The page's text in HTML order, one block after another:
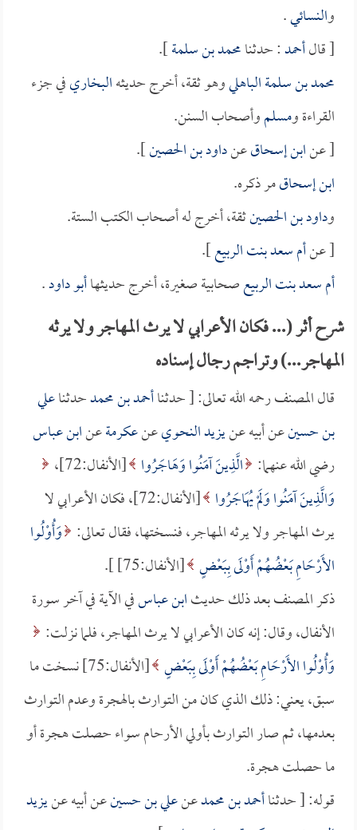
والنسائي.
[ قالأحمد: حدثنامحمد بن سلمة].
محمد بن سلمة الباهليوهو ثقة، أخرج حديثهالبخاريفي جزء
القراءة ومسلموأصحاب السنن.
[ عنابن إسحاقعنداود بن الحصين].
ابن إسحاقمر ذكره.
وداود بن الحصينثقة، أخرج له أصحاب الكتب الستة.
[ عنأم سعد بنت الربيع].
أم سعد بنت الربيعصحابية صغيرة، أخرج حديثهاأبو داود.
شرح أثر (... فكان الأعرابي لا يرث المهاجر ولا يرثه
المهاجر...) وتراجم رجال إسناده
قال المصنف رحمه الله تعالى: [ حدثناأحمد بن محمدحدثناعلي
بن حسينعن أبيه عنيزيد النحويعنعكرمةعنابن عباس
رضي الله عنهما: الَّذِينَ آمَنُوا وَهَاجَرُوا [الأنفال:72]،
وَالَّذِينَ آمَنُوا وَلَمْ يُهَاجَرُوا
[الأنفال:72]، فكان الأعرابي لا
يرث المهاجر ولا يرثه المهاجر، فنسختها، فقال تعالى: وَأُوْلُوا
الأَرْحَامِ بَعْضُهُمْ أَوْلَى بِبَعْضٍ [الأنفال:75] ].
ذكر المصنف بعد ذلك حديثابن عباسفي الآية في آخر سورة
الأنفال، وقال: إنه كان الأعرابي لا يرث المهاجر، فلما نزلت:
وَأُوْلُوا الأَرْحَامِ بَعْضُهُمْ أَوْلَى بِبَعْضٍ
[الأنفال:75] نسخت ما
سبق، يعني: ذلك الذي كان من التوارث بالهجرة وعدم التوارث
بعدمها، ثم صار التوارث بأولي الأرحام سواء حصلت هجرة أو
ما حصلت هجرة.
قوله: [ حدثناأحمد بن محمدعنعلي بن حسينعن أبيه عنيزيد